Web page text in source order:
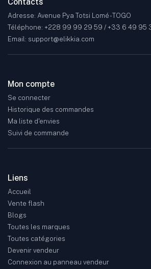
Adresse: Avenue Pya Totsi Lomé - TOGO
Téléphone: +228 99 99 29 59 / +33 6 49 95
Email: support@elikkia.com
Mon compte
Se connecter
Historique des commandes
Ma liste d'envies
Suivi de commande
Liens
Accueil
Vente flash
Blogs
Toutes les marques
Toutes catégories
Devenir vendeur
Connexion au panneau vendeur